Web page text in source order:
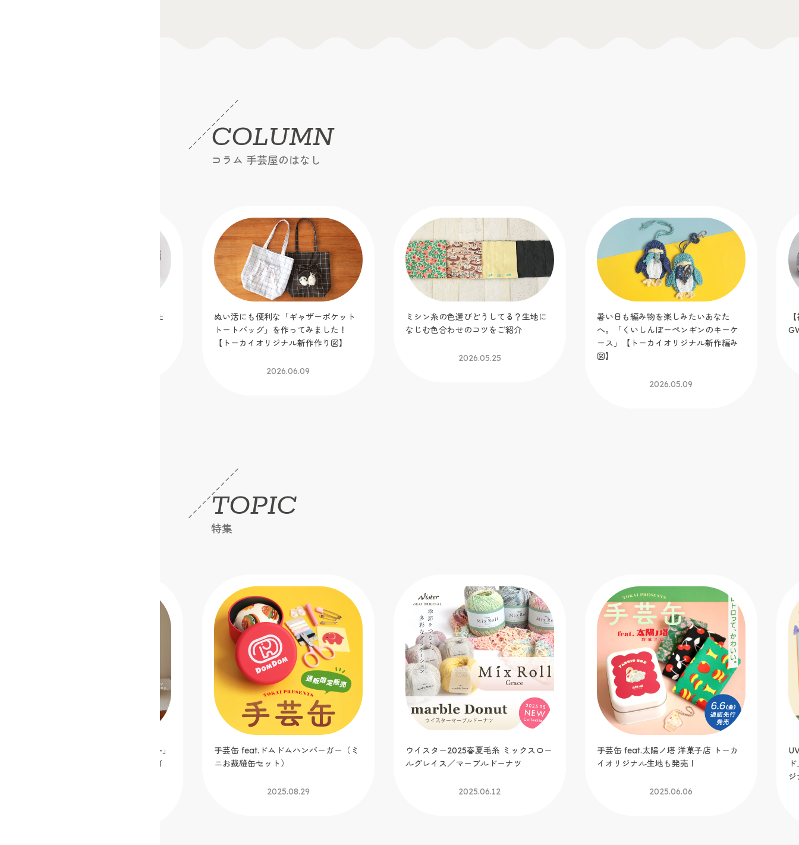
COLUMN
コラム 手芸屋のはなし
ディズニーキャラクター生地で作りた
ぬい活にも便利な「ギャザーポケット
トートバッグ」を作ってみました！
【トーカイオリジナル新作作り図】
2026.06.09
ミシン糸の色選びどうしてる？生地に
なじむ色合わせのコツをご紹介
2026.05.25
暑い日も編み物を楽しみたいあなた
へ。「くいしんぼーペンギンのキーケ
ース」【トーカイオリジナル新作編み
図】
2026.05.09
TOPIC
特集
シンプルミシン「Dorothy-ドロシー-」
カフェオレ【クラフトハートトーカイ
手芸缶 feat.ドムドムハンバーガー（ミ
ニお裁縫缶セット）
2025.08.29
ウイスター2025春夏毛糸 ミックスロー
ルグレイス／マーブルドーナツ
2025.06.12
手芸缶 feat.太陽ノ塔 洋菓子店 トーカ
イオリジナル生地も発売！
2025.06.06
ジ